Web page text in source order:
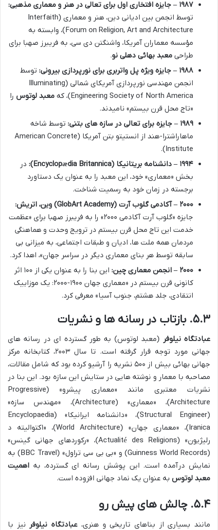
۱۹۸۷ – جایزه افتخاری اول برای تعالی در هنر و معماری مذهبی:
توسط انجمن بین ادیانی دین، هنر و معماری (Interfaith
Forum on Religion, Art and Architecture)، وابسته به
مؤسسه معماران آمریکا، واشنگتن دی سی، به فریبرز صهبا برای
طراحی معبد بهائی دهلی نو.
۱۹۸۸ – جایزه ویژه پل واتربری برای نورپردازی بیرونی:
توسط
انجمن مهندسی نورپردازی آمریکای شمالی (Illuminating
Engineering Society of North America)، که
معبد لوتوس را
«تاج محل قرن بیستم» نامیدند.
۱۹۸۹ – جایزه برای تعالی در سازه های بتنی:
توسط شاخه
ماهاراشترا-هند از انستیتو بتن آمریکا (American Concrete
Institute).
۱۹۹۴ – دانشنامه بریتانیکا (Encyclopædia Britannica):
در
بخش «معماری» خود، این معبد را به عنوان یک دستاورد
برجسته در زمان خود به رسمیت شناخت.
۲۰۰۰ – آکادمی گلوب آرت (GlobArt Academy) وین، اتریش:
جایزه «گلوب آرت آکادمی ۲۰۰۰» را به فریبرز صهبا برای «عظمت
خدمت این تاج محل قرن بیستم در ترویج وحدت و هماهنگی
مردمان همه ملت ها، ادیان و طبقات اجتماعی، به میزانی بی
سابقه توسط هر بنای معماری دیگر در سراسر جهان»، اهدا کرد.
۲۰۰۰ – انجمن معماری چین:
این بنا را به عنوان یکی از ۱۰۰ اثر
کانونی قرن بیستم در «معماری جهان ۱۹۰۰-۲۰۰۰: یک موزاییک
انتقادی، جلد هشتم، جنوب آسیا» معرفی کرد.
۵.۳. بازتاب در رسانه ها و نشریات
عبادتگاه نیلوفر (معبد لوتوس) به طور گسترده ای در رسانه های
جهانی مورد توجه قرار گرفته است. تا سال ۲۰۰۳، کتابخانه مرکز
جهانی بهائی بیش از ۵۰۰ نشریه را آرشیو کرده بود که شامل مقالات،
مصاحبه با معمار و نوشته هایی در ستایش این سازه بود. این بنا در
نشریات معتبری مانند «معماری پیشرو» (Progressive
Architecture)، «معماری» (Architecture)، «مهندس سازه»
(Structural Engineer)، «دانشنامه ایرانیکا» (Encyclopaedia
Iranica)، «معماری جهان» (World Architecture)، «اکتوالیته د
رلیژیون» (Actualité des Religions)، «رکوردهای جهانی گینس»
(Guinness World Records) و «بی بی سی تراول» (BBC Travel) به
نمایش درآمده است. این پوشش رسانه ای گسترده، به اهمیت
معبد لوتوس به عنوان یک نماد جهانی افزوده است.
۵.۴. چالش های پیش رو
مانند بسیاری از بناهای تاریخی و هنری، عبادتگاه نیلوفر نیز با